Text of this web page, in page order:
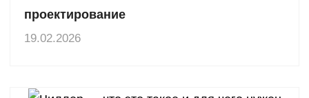
проектирование
19.02.2026